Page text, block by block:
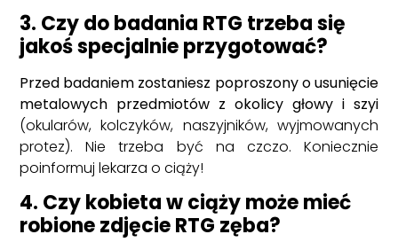
3. Czy do badania RTG trzeba się
jakoś specjalnie przygotować?
Przed badaniem zostaniesz poproszony o usunięcie
metalowych przedmiotów z okolicy głowy i szyi
(okularów, kolczyków, naszyjników, wyjmowanych
protez). Nie trzeba być na czczo. Koniecznie
poinformuj lekarza o ciąży!
4. Czy kobieta w ciąży może mieć
robione zdjęcie RTG zęba?